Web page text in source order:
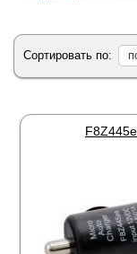
Сортировать по: